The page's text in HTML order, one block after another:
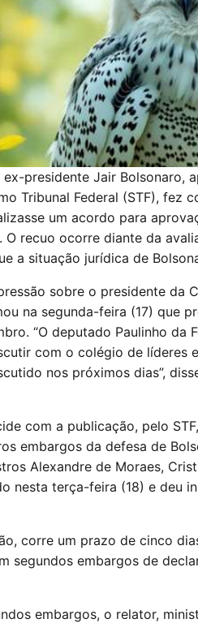
presidente Jair Bolsonaro,
Tribunal Federal (STF), fez
um acordo para
recuo ocorre diante da
a situação jurídica de
sobre o presidente da
na segunda-feira (17) que
“O deputado Paulinho da
com o colégio de líderes
nos próximos dias”,
com a publicação, pelo
embargos da defesa de
Alexandre de Moraes,
nesta terça-feira (18) e deu
corre um prazo de cinco
segundos embargos de
embargos, o relator,